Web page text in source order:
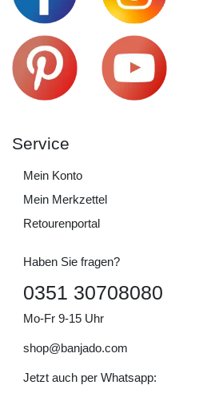
Service
Mein Konto
Mein Merkzettel
Retourenportal
Haben Sie fragen?
0351 30708080
Mo-Fr 9-15 Uhr
shop@banjado.com
Jetzt auch per Whatsapp: